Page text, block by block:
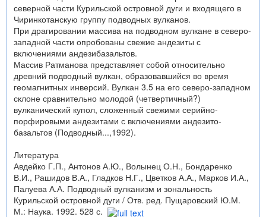
северной части Курильской островной дуги и входящего в
Чиринкотанскую группу подводных вулканов.
При драгировании массива на подводном вулкане в северо-
западной части опробованы свежие андезиты с
включениями андезибазальтов.
Массив Ратманова представляет собой относительно
древний подводный вулкан, образовавшийся во время
геомагнитных инверсий. Вулкан 3.5 на его северо-западном
склоне сравнительно молодой (четвертичный?)
вулканический купол, сложенный свежими серийно-
порфировыми андезитами с включениями андезито-
базальтов (Подводный...,1992).
Литература
Авдейко Г.П., Антонов А.Ю., Волынец О.Н., Бондаренко
В.И., Рашидов В.А., Гладков Н.Г., Цветков А.А., Марков И.А.,
Палуева А.А. Подводный вулканизм и зональность
Курильской островной дуги / Отв. ред. Пущаровский Ю.М.
М.: Наука. 1992. 528 с.